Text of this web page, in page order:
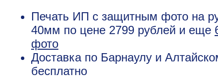
Печать ИП с защитным фото на
40мм по цене 2799 рублей и еще
фото
Доставка по Барнаулу и
бесплатно